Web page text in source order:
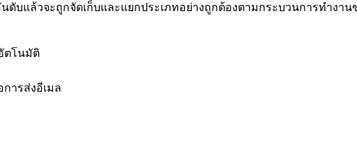
บแล้วจะถูกจัดเก็บและแยกประเภทอย่างถูกต้องตามกระบวนการทำงา
ตโนมัติ
ารส่งอีเมล